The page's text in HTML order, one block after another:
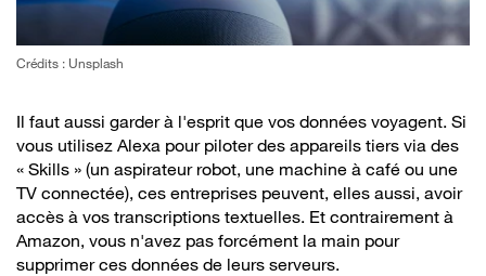
Crédits : Unsplash
Il faut aussi garder à l'esprit que vos données voyagent. Si
vous utilisez Alexa pour piloter des appareils tiers via des
« Skills » (un aspirateur robot, une machine à café ou une
TV connectée), ces entreprises peuvent, elles aussi, avoir
accès à vos transcriptions textuelles. Et contrairement à
Amazon, vous n'avez pas forcément la main pour
supprimer ces données de leurs serveurs.